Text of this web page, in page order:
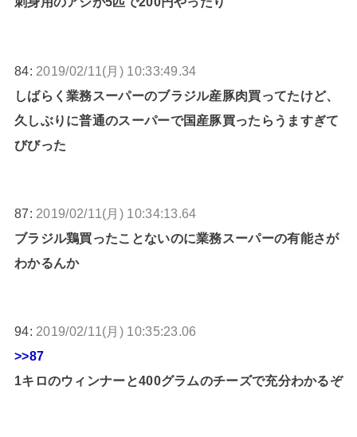
84: 2019/02/11(月) 10:33:49.34
しばらく業務スーパーのブラジル産豚肉買ってたけど、
久しぶりに普通のスーパーで国産豚買ったらうますぎて
びびった
87: 2019/02/11(月) 10:34:13.64
ブラジル鶏買ったことないのに業務スーパーの有能さが
わかるんか
94: 2019/02/11(月) 10:35:23.06
>>87
1キロのウィンナーと400グラムのチーズで充分わかるぞ